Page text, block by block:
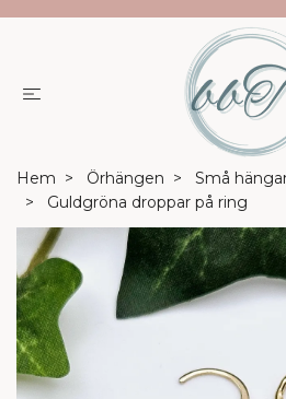
Hem Örhängen
Små
Guldgröna droppar på ring